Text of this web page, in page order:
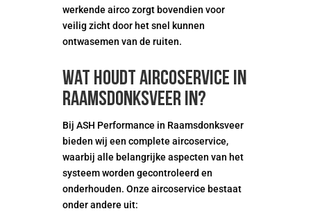
werkende airco zorgt bovendien voor
veilig zicht door het snel kunnen
ontwasemen van de ruiten.
Wat houdt aircoservice in
Raamsdonksveer in?
Bij ASH Performance in Raamsdonksveer
bieden wij een complete aircoservice,
waarbij alle belangrijke aspecten van het
systeem worden gecontroleerd en
onderhouden. Onze aircoservice bestaat
onder andere uit: